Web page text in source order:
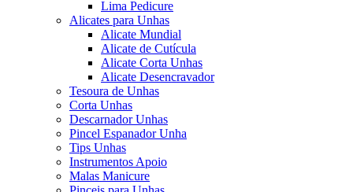
Lima Pedicure
Alicates para Unhas
Alicate Mundial
Alicate de Cutícula
Alicate Corta Unhas
Alicate Desencravador
Tesoura de Unhas
Corta Unhas
Descarnador Unhas
Pincel Espanador Unha
Tips Unhas
Instrumentos Apoio
Malas Manicure